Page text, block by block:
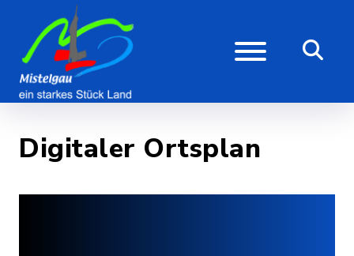
Digitaler Ortsplan